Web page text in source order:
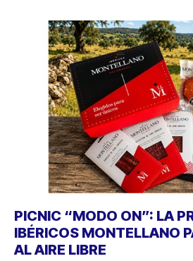
PICNIC “MODO ON”: LA
IBÉRICOS MONTELLANO
AL AIRE LIBRE